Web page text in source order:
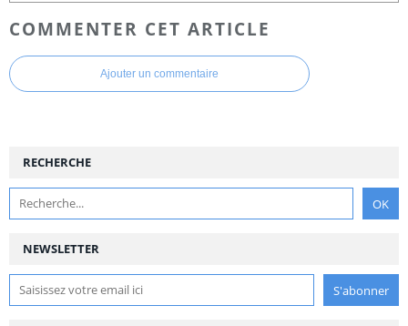
COMMENTER CET ARTICLE
Ajouter un commentaire
NEWSLETTER
RECHERCHE